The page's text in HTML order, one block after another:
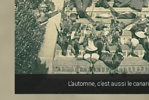
L’automne, c’est aussi le